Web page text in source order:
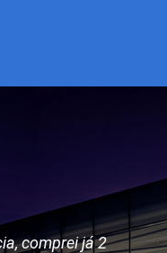
comprei já 2